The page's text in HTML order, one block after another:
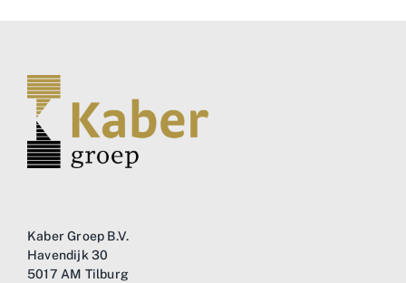
Kaber Groep B.V.
Havendijk 30
5017 AM Tilburg